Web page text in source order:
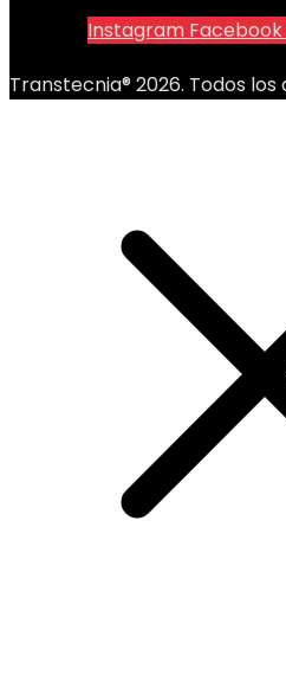
Instagram Facebook
Transtecnia® 2026. Todos